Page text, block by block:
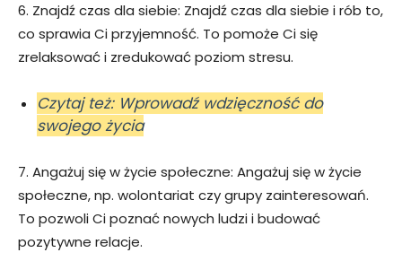
6. Znajdź czas dla siebie: Znajdź czas dla siebie i rób to,
co sprawia Ci przyjemność. To pomoże Ci się
zrelaksować i zredukować poziom stresu.
Czytaj też: Wprowadź wdzięczność do
swojego życia
7. Angażuj się w życie społeczne: Angażuj się w życie
społeczne, np. wolontariat czy grupy zainteresowań.
To pozwoli Ci poznać nowych ludzi i budować
pozytywne relacje.